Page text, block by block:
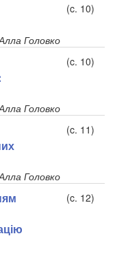
(c. 10)
Головко
(c. 10)
Головко
(c. 11)
Головко
(c. 12)